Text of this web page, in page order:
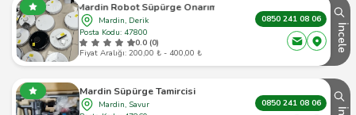
Mardin Robot Süpürge Onarımı
Mardin, Derik
Posta Kodu: 47800
0.0 (0)
Fiyat Aralığı: 200,00 ₺ - 400,00 ₺
0850 241 08 06
İncele
Mardin Süpürge Tamircisi
Mardin, Savur
0850 241 08 06